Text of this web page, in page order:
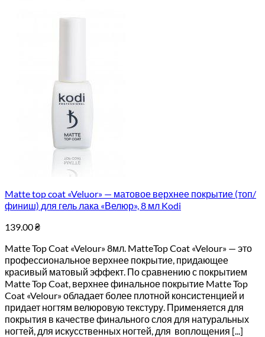
Matte top coat «Veluor» — матовое верхнее покрытие (топ/
финиш) для гель лака «Велюр», 8 мл Kodi
139.00₴
Matte Top Coat «Velour» 8мл. MatteTop Coat «Velour» — это
профессиональное верхнее покрытие, придающее
красивый матовый эффект. По сравнению с покрытием
Matte Top Coat, верхнее финальное покрытие Matte Top
Coat «Velour» обладает более плотной консистенцией и
придает ногтям велюровую текстуру. Применяется для
покрытия в качестве финального слоя для натуральных
ногтей, для искусственных ногтей, для воплощения [...]